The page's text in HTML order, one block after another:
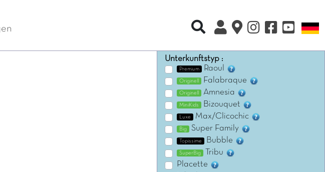
Recherche rapide
Unterkunftstyp :
Premium Raoul
Originell Falabraque
Originell Amnesia
MiniKids Bizouquet
Luxe Max/Clicochic
Big Super Family
Topissime Bubble
SuperBig
Tribu
Placette